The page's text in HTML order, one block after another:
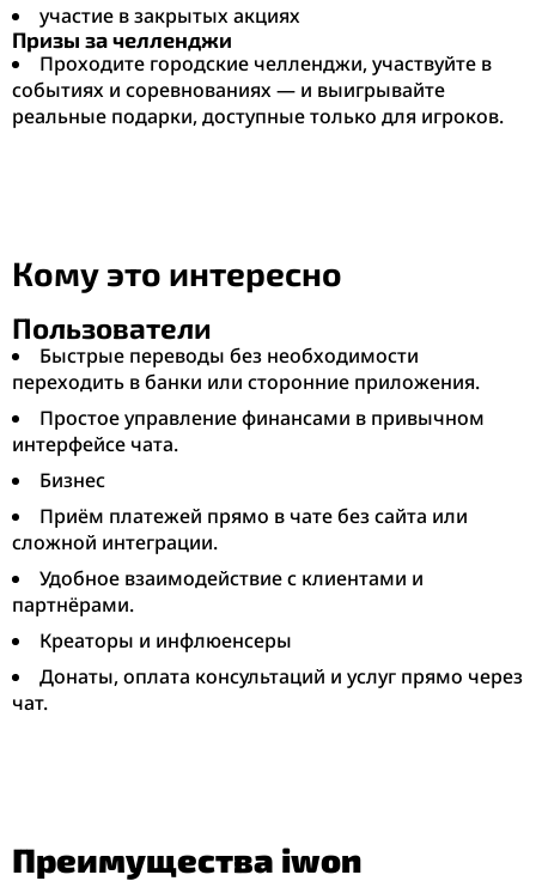
участие в закрытых акциях
Призы за челленджи
Проходите городские челленджи, участвуйте в
событиях и соревнованиях — и выигрывайте
реальные подарки, доступные только для игроков.
Кому это интересно
Пользователи
Быстрые переводы без необходимости
переходить в банки или сторонние приложения.
Простое управление финансами в привычном
интерфейсе чата.
Бизнес
Приём платежей прямо в чате без сайта или
сложной интеграции.
Удобное взаимодействие с клиентами и
партнёрами.
Креаторы и инфлюенсеры
Донаты, оплата консультаций и услуг прямо через
чат.
Преимущества iwon